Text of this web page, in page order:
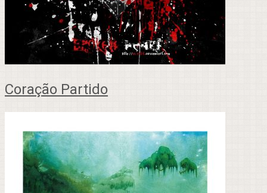
Coração Partido